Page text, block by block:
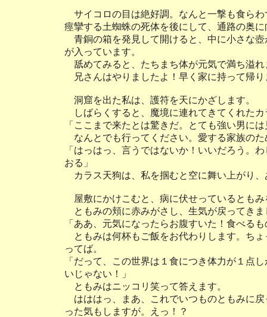
サイコロの目は絶好調。なんと一撃も食ら
痙攣する土蜘蛛の死体を後にして、通路の奥
青銅の箱を発見して開けると、中に小さな
が入っています。
舐めてみると、たちまち体が元気で満ち溢
兄さんはやりましたよ！早く家に持って帰り
洞窟を出た私は、護符を天にかざします。
しばらくすると、魔境に連れてきてくれた
「ここまで来たとは驚きだ。とても強い男に
なんとでも行ってください。愛する家族の
「はっはっ、言うではないか！いいだろう。
おる」
カラス天狗は、私を掴むと空に舞い上がり
屋敷にかけこむと、病に伏せっているとも
ともみの頬に赤みがさし、生気が戻ってき
「ああ、元気になったらお腹すいた！食べる
ともみは何杯もご飯をお代わりします。ち
ってば。
「だって、この世界は１食につき体力が１点
いじゃない！」
ともみはニッコリ笑って答えます。
はははっ、まあ、これでいつものともみに
った気もしますが。えっ！？